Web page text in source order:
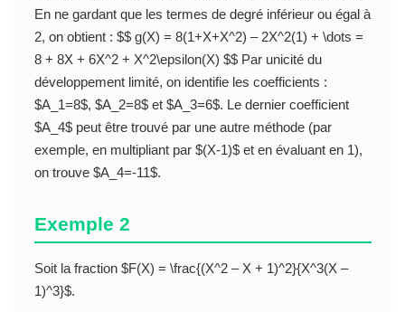
En ne gardant que les termes de degré inférieur ou égal à
2, on obtient : $$ g(X) = 8(1+X+X^2) – 2X^2(1) + \dots =
8 + 8X + 6X^2 + X^2\epsilon(X) $$ Par unicité du
développement limité, on identifie les coefficients :
$A_1=8$, $A_2=8$ et $A_3=6$. Le dernier coefficient
$A_4$ peut être trouvé par une autre méthode (par
exemple, en multipliant par $(X-1)$ et en évaluant en 1),
on trouve $A_4=-11$.
Exemple 2
Soit la fraction $F(X) = \frac{(X^2 – X + 1)^2}{X^3(X –
1)^3}$.